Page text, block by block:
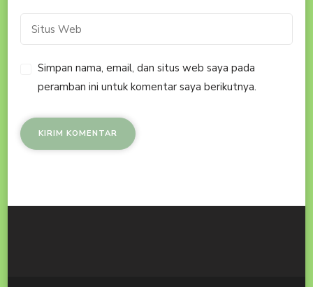
Simpan nama, email, dan situs web saya pada
peramban ini untuk komentar saya berikutnya.